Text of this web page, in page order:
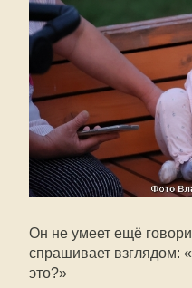
Он не умеет ещё
спрашивает взглядом:
это?»